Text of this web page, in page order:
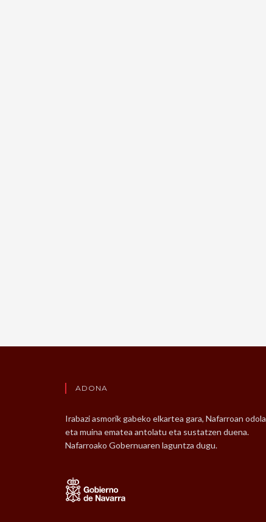
ADONA
Irabazi asmorik gabeko elkartea gara, Nafarroan odola
eta muina ematea antolatu eta sustatzen duena.
Nafarroako Gobernuaren laguntza dugu.